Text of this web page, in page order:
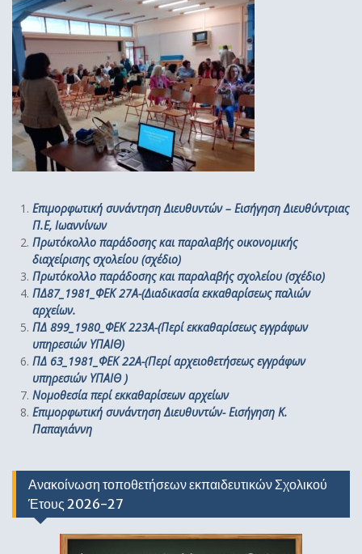
Επιμορφωτική συνάντηση Διευθυντών – Εισήγηση Διευθύντριας
Π.Ε, Ιωαννίνων
Πρωτόκολλο παράδοσης και παραλαβής οικονομικής
διαχείρισης σχολείου (σχέδιο)
Πρωτόκολλο παράδοσης και παραλαβής σχολείου (σχέδιο)
ΠΔ87_1981_ΦΕΚ 27Α-(Διαδικασία εκκαθαρίσεως παλιών
αρχείων.
ΠΔ 899_1980_ΦΕΚ 223Α-(Περί εκκαθαρίσεως εγγράφων
υπηρεσιών ΥΠΑΙΘ)
ΠΔ 63_1981_ΦΕΚ 22Α-(Περί αρχειοθετήσεως εγγράφων
υπηρεσιών ΥΠΑΙΘ )
Νομοθεσία περί εκκαθαρίσεων αρχείων
Επιμορφωτική συνάντηση Διευθυντών- Εισήγηση Κ.
Παπαγιάννη
Ανακοίνωση τοποθετήσεων εκπαιδευτικών Σχολικού
Έτους 2026-27